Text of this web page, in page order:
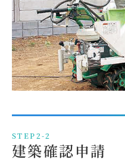
STEP2-2
建築確認申請